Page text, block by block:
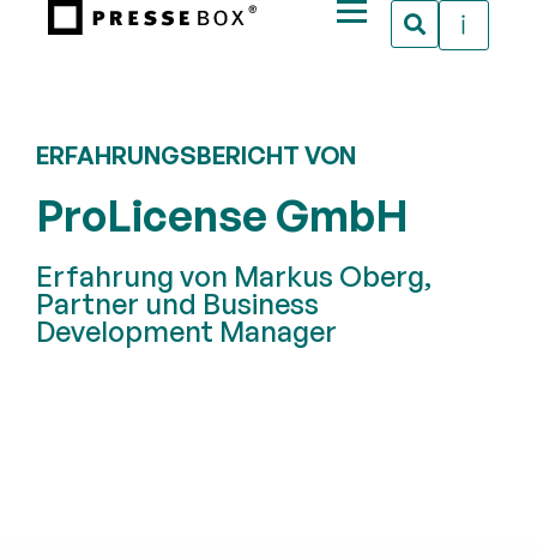
ERFAHRUNGSBERICHT VON
ProLicense GmbH
Erfahrung von Markus Oberg,
Partner und Business
Development Manager